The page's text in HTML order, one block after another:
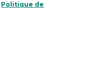
Politique de